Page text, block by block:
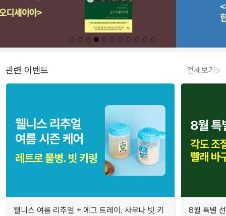
관련 이벤트 전체보기
웰니스 여름 리추얼 + 에그 트레이. 사우나 빗 키
8월 특별